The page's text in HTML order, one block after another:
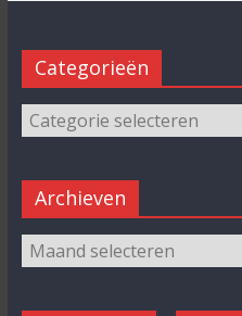
Categorieën
Archieven